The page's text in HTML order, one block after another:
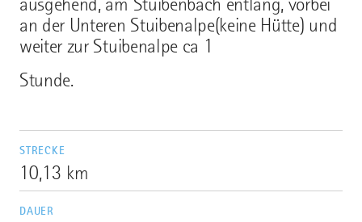
ausgehend, am Stuibenbach entlang, vorbei
an der Unteren Stuibenalpe(keine Hütte) und
weiter zur Stuibenalpe ca 1
Stunde.
STRECKE
10,13 km
DAUER